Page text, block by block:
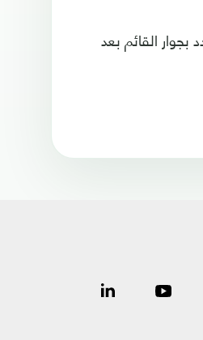
سدد بجوار القائم بعد